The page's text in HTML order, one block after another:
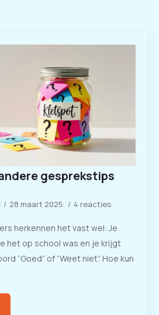
gesprekstips
28 maart 2025 4 reacties
herkennen het vast wel: Je
het op school was en je krijgt
“Goed” of “Weet niet”. Hoe kun